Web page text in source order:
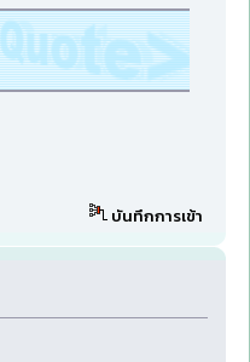
บันทึกการเข้า